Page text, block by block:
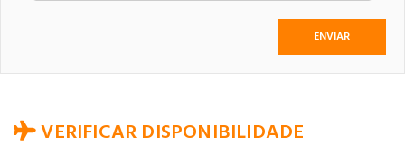
VERIFICAR DISPONIBILIDADE